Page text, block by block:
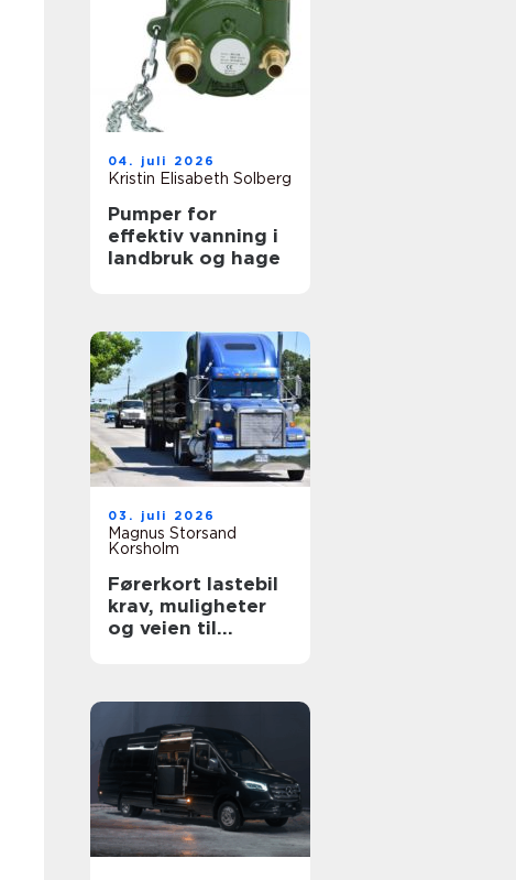
04. juli 2026
Kristin Elisabeth Solberg
Pumper for
effektiv vanning i
landbruk og hage
03. juli 2026
Magnus Storsand
Korsholm
Førerkort lastebil
krav, muligheter
og veien til